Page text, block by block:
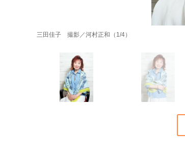
三田佳子 撮影／河村正和（1/4）